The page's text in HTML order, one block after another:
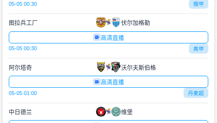
05-05 00:30 俄甲
图拉兵工厂 伏尔加格勒
高清直播
05-05 00:30 奥甲
阿尔塔奇 沃尔夫斯伯格
高清直播
05-05 01:00 丹麦超
中日德兰 维堡